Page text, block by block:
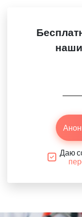
Даю